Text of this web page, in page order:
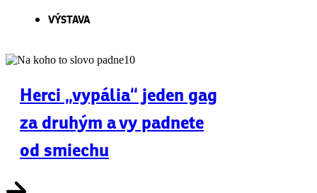
VÝSTAVA
Herci „vypália“ jeden gag
za druhým a vy padnete
od smiechu